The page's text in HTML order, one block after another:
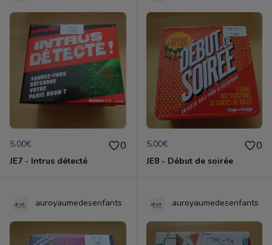
5.00€ 0
JE7 - Intrus détecté
5.00€ 0
JE8 - Début de soirée
auroyaumedesenfants auroyaumedesenfants